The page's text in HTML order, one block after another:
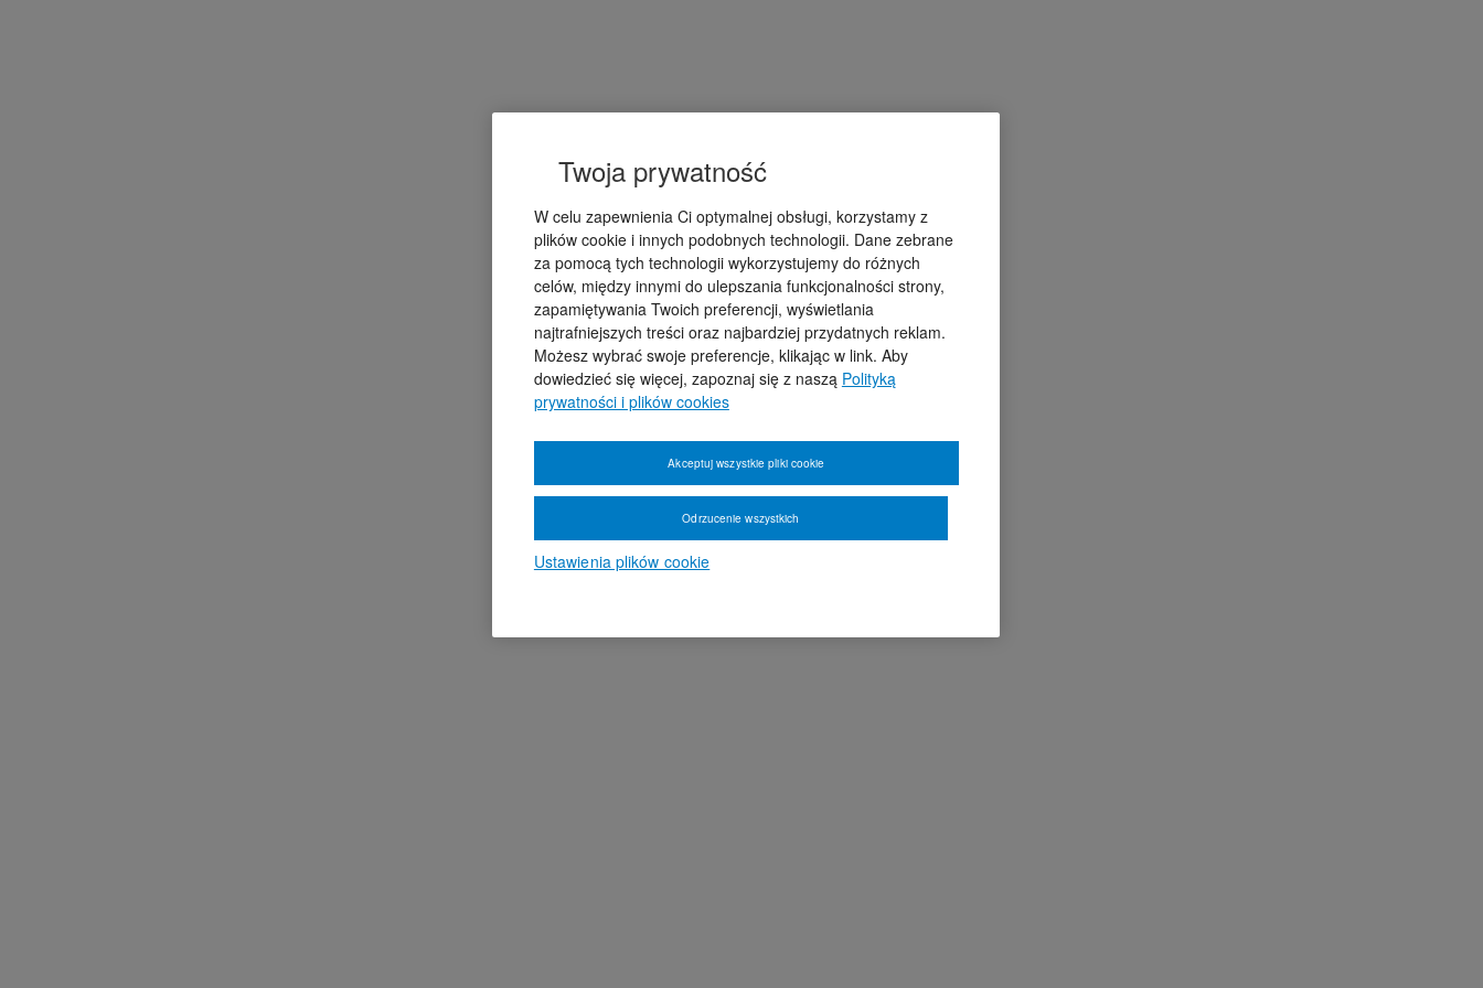
Twoja prywatność
W celu zapewnienia Ci optymalnej obsługi, korzystamy z
plików cookie i innych podobnych technologii. Dane zebrane
za pomocą tych technologii wykorzystujemy do różnych
celów, między innymi do ulepszania funkcjonalności strony,
zapamiętywania Twoich preferencji, wyświetlania
najtrafniejszych treści oraz najbardziej przydatnych reklam.
Możesz wybrać swoje preferencje, klikając w link. Aby
dowiedzieć się więcej, zapoznaj się z naszą Polityką
prywatności i plików cookies
Ustawienia plików cookie
Odrzucenie wszystkich
Akceptuj wszystkie pliki cookie